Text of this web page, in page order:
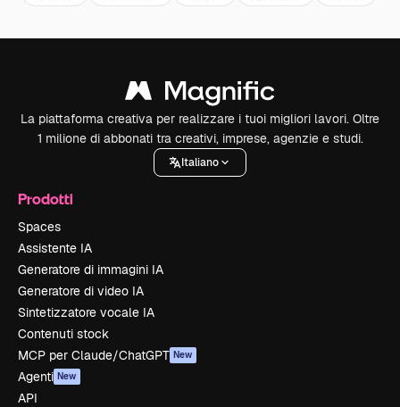
La piattaforma creativa per realizzare i tuoi migliori lavori. Oltre
1 milione di abbonati tra creativi, imprese, agenzie e studi.
Italiano
Prodotti
Spaces
Assistente IA
Generatore di immagini IA
Generatore di video IA
Sintetizzatore vocale IA
Contenuti stock
MCP per Claude/ChatGPT New
Agenti New
API